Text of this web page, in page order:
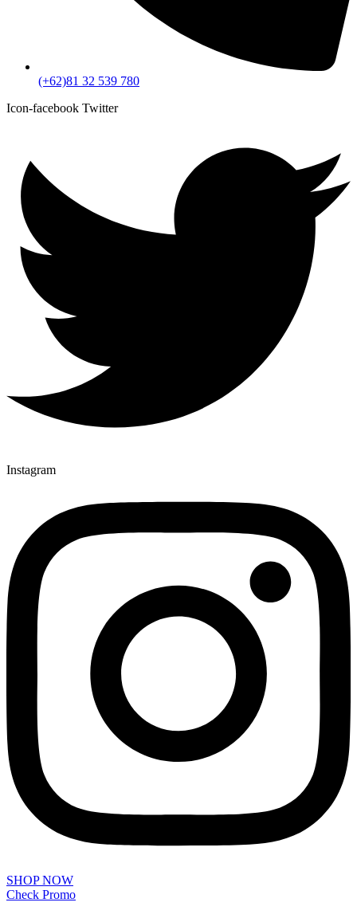
(+62)81 32 539 780
Icon-facebook Twitter
Instagram
SHOP NOW
Check Promo